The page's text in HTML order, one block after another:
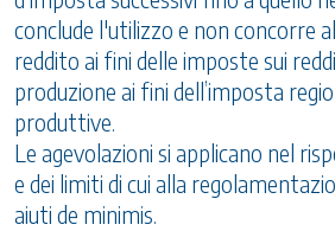
conclude l'utilizzo e non concorre
reddito ai fini delle imposte sui
produzione ai fini dell’imposta
produttive.
Le agevolazioni si applicano nel
e dei limiti di cui alla
aiuti de minimis.